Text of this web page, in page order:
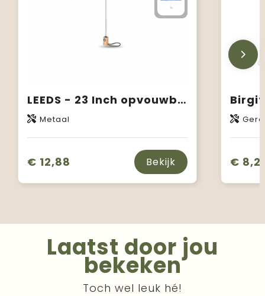
LEEDS - 23 Inch opvouwbare paraplu
Metaal
€ 12,88 Bekijk €
Laatst door jou
bekeken
Toch wel leuk hé!